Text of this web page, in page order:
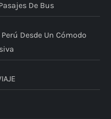
De Bus
Desde Un Cómodo